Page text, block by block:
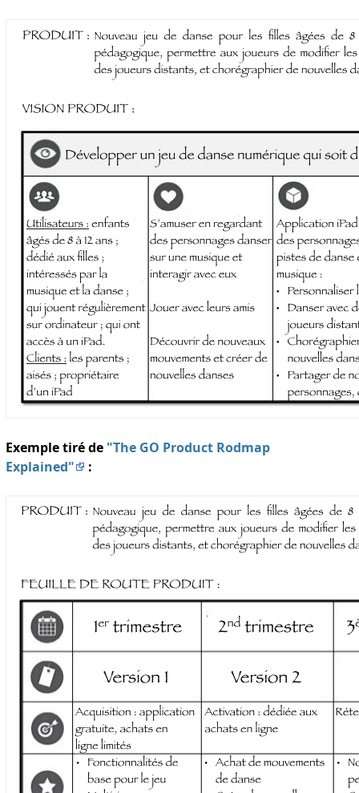
Exemple tiré de "The GO Product Rodmap
Explained"
: